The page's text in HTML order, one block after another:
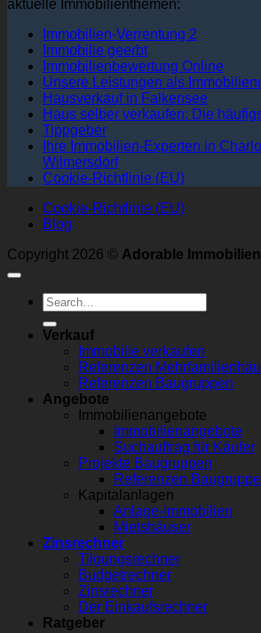
aktuelle Immobilienthemen:
Immobilien-Verrentung 2
Immobilie geerbt
Immobilienbewertung Online
Unsere Leistungen als
Hausverkauf in Falkensee
Haus selber verkaufen: Die
Tippgeber
Ihre Immobilien-Experten in
Wilmersdorf
Cookie-Richtlinie (EU)
Cookie-Richtlinie (EU)
Blog
Copyright 2026 © Adorable Immobilien
Verkauf
Immobilie verkaufen
Referenzen
Referenzen Baugruppen
Angebote
Immobilienangebote
Immobilienangebote
Suchauftrag für Käufer
Projekte Baugruppen
Referenzen
Kapitalanlagen
Anlage-Immobilien
Mietshäuser
Zinsrechner
Tilgungsrechner
Budgetrechner
Zinsrechner
Der Einkaufsrechner
Ratgeber